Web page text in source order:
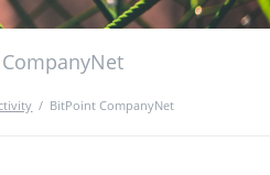
BitPoint CompanyNet